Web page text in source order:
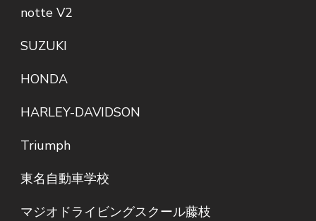
notte V2
SUZUKI
HONDA
HARLEY-DAVIDSON
Triumph
東名自動車学校
マジオドライビングスクール藤枝